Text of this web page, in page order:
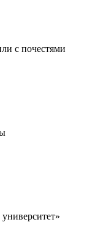
с почестями